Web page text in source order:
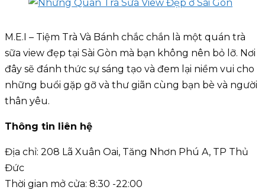
M.E.I – Tiệm Trà Và Bánh chắc chắn là một quán trà
sữa view đẹp tại Sài Gòn mà bạn không nên bỏ lỡ. Nơi
đây sẽ đánh thức sự sáng tạo và đem lại niềm vui cho
những buổi gặp gỡ và thư giãn cùng bạn bè và người
thân yêu.
Thông tin liên hệ
Địa chỉ: 208 Lã Xuân Oai, Tăng Nhơn Phú A, TP Thủ
Đức
Thời gian mở cửa: 8:30 -22:00